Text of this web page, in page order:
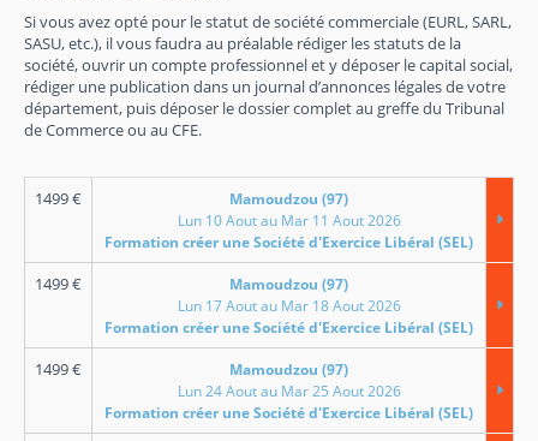
Si vous avez opté pour le statut de société commerciale (EURL, SARL,
SASU, etc.), il vous faudra au préalable rédiger les statuts de la
société, ouvrir un compte professionnel et y déposer le capital social,
rédiger une publication dans un journal d’annonces légales de votre
département, puis déposer le dossier complet au greffe du Tribunal
de Commerce ou au CFE.
1499€
Mamoudzou (97)
Lun 10 Aout au Mar 11 Aout 2026
Formation créer une Société d'Exercice Libéral (SEL)
1499€
Mamoudzou (97)
Lun 17 Aout au Mar 18 Aout 2026
Formation créer une Société d'Exercice Libéral (SEL)
1499€
Mamoudzou (97)
Lun 24 Aout au Mar 25 Aout 2026
Formation créer une Société d'Exercice Libéral (SEL)